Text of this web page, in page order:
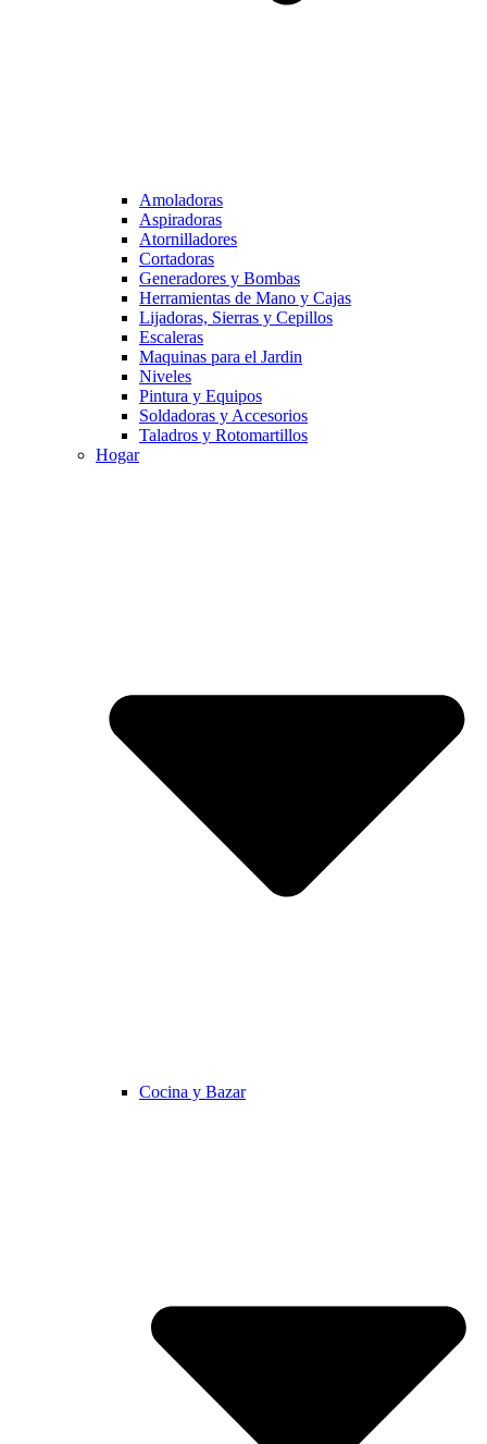
Amoladoras
Aspiradoras
Atornilladores
Cortadoras
Generadores y Bombas
Herramientas de Mano y Cajas
Lijadoras, Sierras y Cepillos
Escaleras
Maquinas para el Jardin
Niveles
Pintura y Equipos
Soldadoras y Accesorios
Taladros y Rotomartillos
Hogar
Cocina y Bazar